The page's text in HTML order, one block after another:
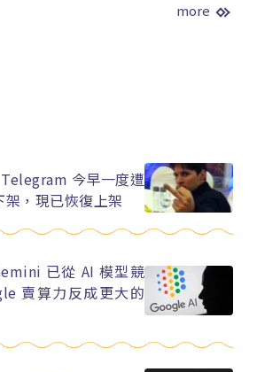
more
今早一度遭
，現已恢復上架
已從 AI 模型競
賣算力反成更大的